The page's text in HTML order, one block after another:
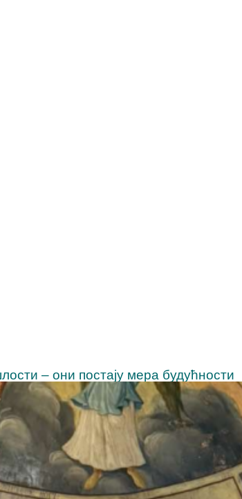
– они постају мера будућности